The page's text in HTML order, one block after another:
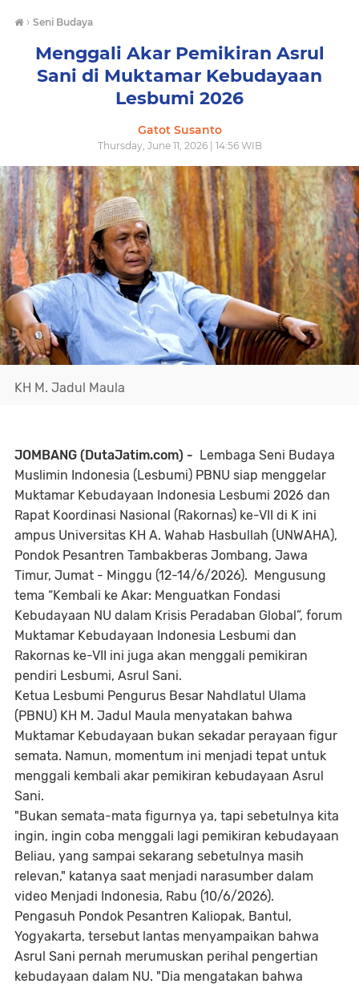
› Seni Budaya
Menggali Akar Pemikiran Asrul
Sani di Muktamar Kebudayaan
Lesbumi 2026
Gatot Susanto
Thursday, June 11, 2026 | 14:56 WIB
KH M. Jadul Maula
JOMBANG (DutaJatim.com) - Lembaga Seni Budaya
Muslimin Indonesia (Lesbumi) PBNU siap menggelar
Muktamar Kebudayaan Indonesia Lesbumi 2026 dan
Rapat Koordinasi Nasional (Rakornas) ke-VII di K ini
ampus Universitas KH A. Wahab Hasbullah (UNWAHA),
Pondok Pesantren Tambakberas Jombang, Jawa
Timur, Jumat - Minggu (12-14/6/2026). Mengusung
tema “Kembali ke Akar: Menguatkan Fondasi
Kebudayaan NU dalam Krisis Peradaban Global”, forum
Muktamar Kebudayaan Indonesia Lesbumi dan
Rakornas ke-VII ini juga akan menggali pemikiran
pendiri Lesbumi, Asrul Sani.
Ketua Lesbumi Pengurus Besar Nahdlatul Ulama
(PBNU) KH M. Jadul Maula menyatakan bahwa
Muktamar Kebudayaan bukan sekadar perayaan figur
semata. Namun, momentum ini menjadi tepat untuk
menggali kembali akar pemikiran kebudayaan Asrul
Sani.​
"Bukan semata-mata figurnya ya, tapi sebetulnya kita
ingin, ingin coba menggali lagi pemikiran kebudayaan
Beliau, yang sampai sekarang sebetulnya masih
relevan," katanya saat menjadi narasumber dalam
video Menjadi Indonesia, Rabu (10/6/2026).
Pengasuh Pondok Pesantren Kaliopak, Bantul,
Yogyakarta, tersebut lantas menyampaikan bahwa
Asrul Sani pernah merumuskan perihal pengertian
kebudayaan dalam NU.​ "Dia mengatakan bahwa